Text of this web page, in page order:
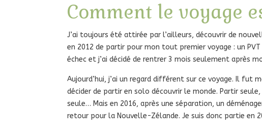
Comment le voyage
J’ai toujours été attirée par l’ailleurs, découvrir de
en 2012 de partir pour mon tout premier voyage : un
échec et j’ai décidé de rentrer 3 mois seulement après
Aujourd’hui, j’ai un regard différent sur ce voyage. Il
décider de partir en solo découvrir le monde. Partir
seule… Mais en 2016, après une séparation, un
retour pour la Nouvelle-Zélande. Je suis donc partie en